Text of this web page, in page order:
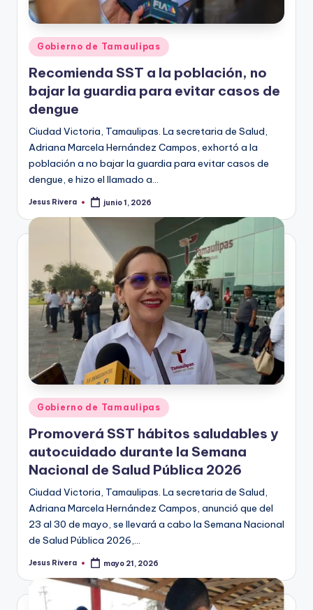
Publicado
en
Gobierno de Tamaulipas
Recomienda SST a la población, no
bajar la guardia para evitar casos de
dengue
Ciudad Victoria, Tamaulipas. La secretaria de Salud,
Adriana Marcela Hernández Campos, exhortó a la
población a no bajar la guardia para evitar casos de
dengue, e hizo el llamado a…
Publicado
Jesus Rivera junio 1, 2026
Publicado
en
Gobierno de Tamaulipas
Promoverá SST hábitos saludables y
autocuidado durante la Semana
Nacional de Salud Pública 2026
Ciudad Victoria, Tamaulipas. La secretaria de Salud,
Adriana Marcela Hernández Campos, anunció que del
23 al 30 de mayo, se llevará a cabo la Semana Nacional
de Salud Pública 2026,…
Publicado
Jesus Rivera mayo 21, 2026